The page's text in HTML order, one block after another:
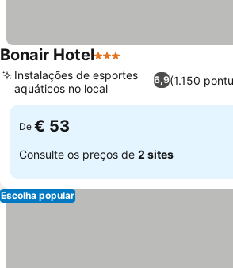
Bonair Hotel3 Estrelas
6,9(1.150
Instalações de esportes
aquáticos no local
De € 53
Consulte os preços de 2 sites
Escolha popular